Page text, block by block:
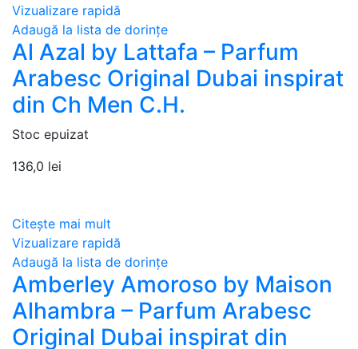
Vizualizare rapidă
Adaugă la lista de dorințe
Al Azal by Lattafa – Parfum
Arabesc Original Dubai inspirat
din Ch Men C.H.
Stoc epuizat
136,0 lei
Citește mai mult
Vizualizare rapidă
Adaugă la lista de dorințe
Amberley Amoroso by Maison
Alhambra – Parfum Arabesc
Original Dubai inspirat din